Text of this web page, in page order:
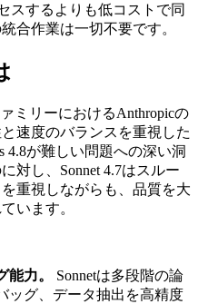
スするよりも低コストで同
合作業は一切不要です。
ァミリーにおけるAnthropicの
速度のバランスを重視した
4.8が難しい問題への深い洞
対し、Sonnet 4.7はスルー
重視しながらも、品質を大
います。
力。
Sonnetは多段階の論
ッグ、データ抽出を高精度